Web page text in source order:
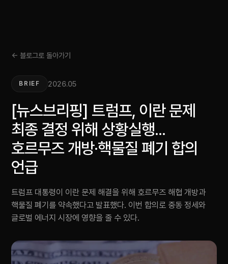
← 블로그로 돌아가기
BRIEF 2026.05
[뉴스브리핑] 트럼프, 이란 문제
최종 결정 위해 상황실행...
호르무즈 개방·핵물질 폐기 합의
언급
트럼프 대통령이 이란 문제 해결을 위해 호르무즈 해협 개방과
핵물질 폐기를 약속했다고 발표했다. 이번 합의로 중동 정세와
글로벌 에너지 시장에 영향을 줄 수 있다.